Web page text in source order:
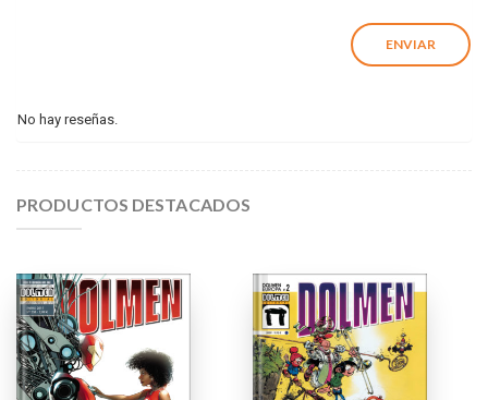
No hay reseñas.
PRODUCTOS DESTACADOS